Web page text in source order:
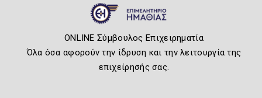
ONLINE Σύμβουλος Επιχειρηματία
Όλα όσα αφορούν την ίδρυση και την λειτουργία της
επιχείρησής σας.